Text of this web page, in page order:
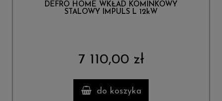
DEFRO HOME WKŁAD KOMINKOWY
STALOWY IMPULS L 12kW
7 110,00 zł
do koszyka